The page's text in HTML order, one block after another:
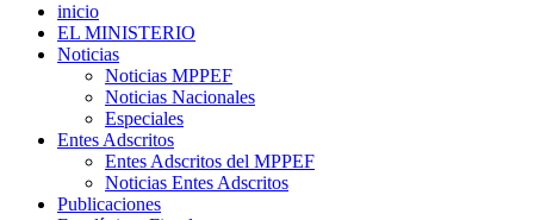
inicio
EL MINISTERIO
Noticias
Noticias MPPEF
Noticias Nacionales
Especiales
Entes Adscritos
Entes Adscritos del MPPEF
Noticias Entes Adscritos
Publicaciones